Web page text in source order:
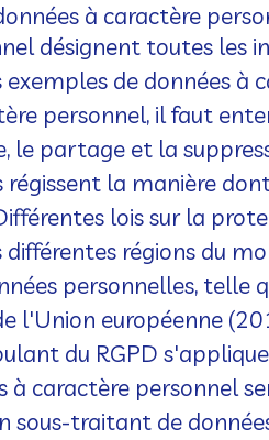
à caractère
désignent toutes
exemples de données
personnel, il faut
le partage et la
la manière
lois sur la
différentes régions du
personnelles,
l'Union européenne
du RGPD
à caractère personnel
traitant de